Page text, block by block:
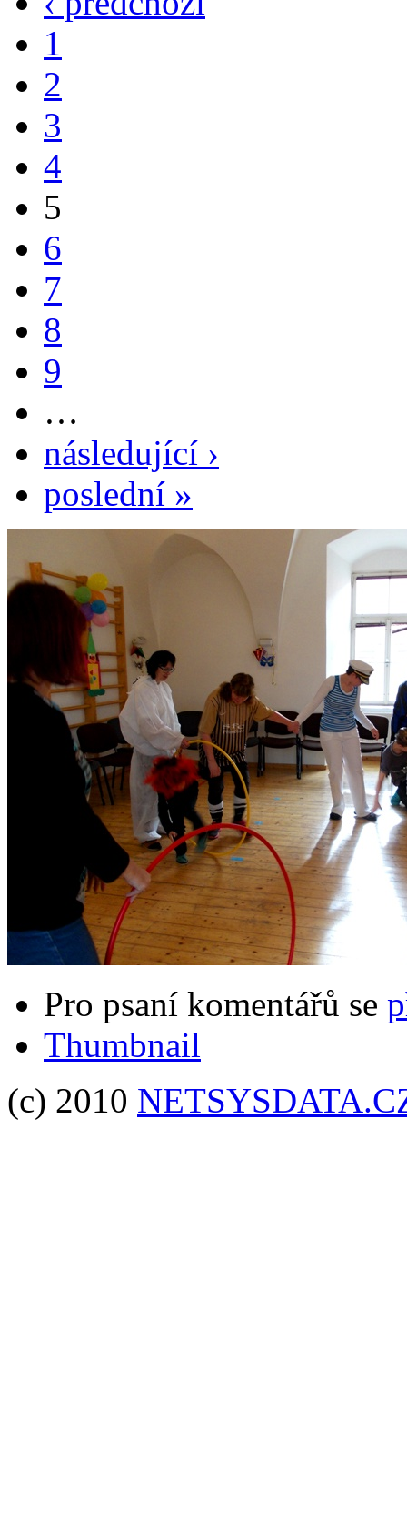
1
2
3
4
5
6
7
8
9
…
následující ›
poslední »
Pro psaní komentářů se
Thumbnail
(c) 2010